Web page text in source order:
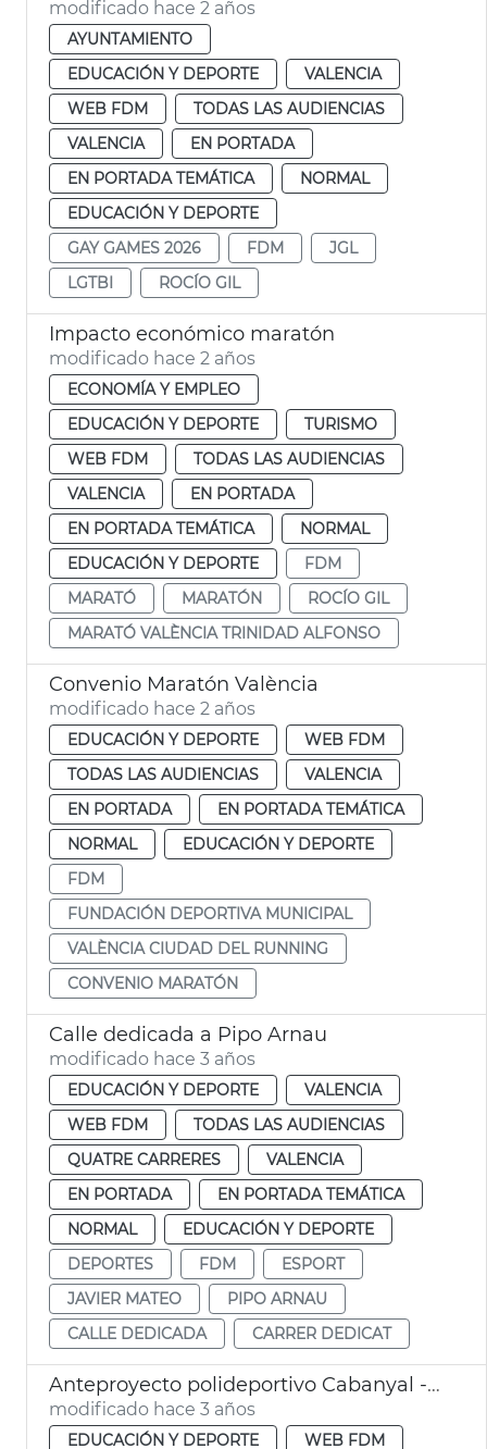
modificado hace 2 años
AYUNTAMIENTO
EDUCACIÓN Y DEPORTE
VALENCIA
WEB FDM
TODAS LAS AUDIENCIAS
VALENCIA
EN PORTADA
EN PORTADA TEMÁTICA
NORMAL
EDUCACIÓN Y DEPORTE
GAY GAMES 2026
FDM
JGL
LGTBI
ROCÍO GIL
Impacto económico maratón
modificado hace 2 años
ECONOMÍA Y EMPLEO
EDUCACIÓN Y DEPORTE
TURISMO
WEB FDM
TODAS LAS AUDIENCIAS
VALENCIA
EN PORTADA
EN PORTADA TEMÁTICA
NORMAL
EDUCACIÓN Y DEPORTE
FDM
MARATÓ
MARATÓN
ROCÍO GIL
MARATÓ VALÈNCIA TRINIDAD ALFONSO
Convenio Maratón València
modificado hace 2 años
EDUCACIÓN Y DEPORTE
WEB FDM
TODAS LAS AUDIENCIAS
VALENCIA
EN PORTADA
EN PORTADA TEMÁTICA
NORMAL
EDUCACIÓN Y DEPORTE
FDM
FUNDACIÓN DEPORTIVA MUNICIPAL
VALÈNCIA CIUDAD DEL RUNNING
CONVENIO MARATÓN
Calle dedicada a Pipo Arnau
modificado hace 3 años
EDUCACIÓN Y DEPORTE
VALENCIA
WEB FDM
TODAS LAS AUDIENCIAS
QUATRE CARRERES
VALENCIA
EN PORTADA
EN PORTADA TEMÁTICA
NORMAL
EDUCACIÓN Y DEPORTE
DEPORTES
FDM
ESPORT
JAVIER MATEO
PIPO ARNAU
CALLE DEDICADA
CARRER DEDICAT
Anteproyecto polideportivo Cabanyal - Canyamelar
modificado hace 3 años
EDUCACIÓN Y DEPORTE WEB FDM